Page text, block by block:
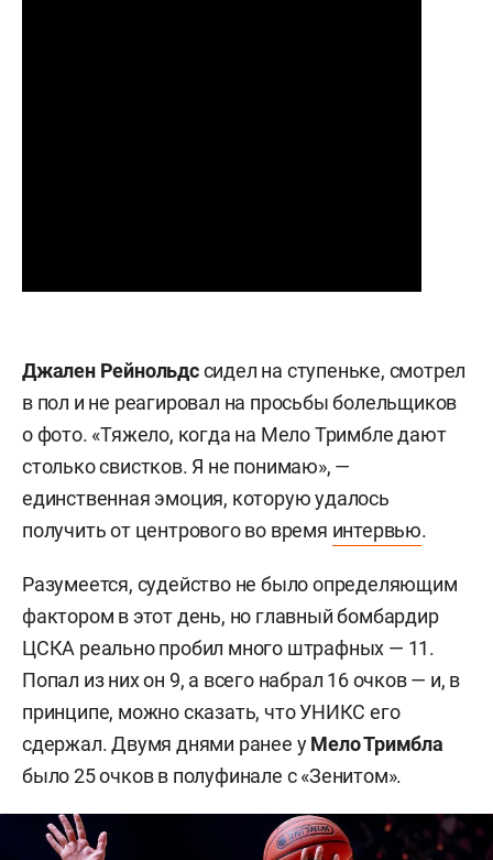
Джален Рейнольдссидел на ступеньке, смотрел
в пол и не реагировал на просьбы болельщиков
о фото. «Тяжело, когда на Мело Тримбле дают
столько свистков. Я не понимаю», —
единственная эмоция, которую удалось
получить от центрового во время интервью.
Разумеется, судейство не было определяющим
фактором в этот день, но главный бомбардир
ЦСКА реально пробил много штрафных — 11.
Попал из них он 9, а всего набрал 16 очков — и, в
принципе, можно сказать, что УНИКС его
сдержал. Двумя днями ранее уМело Тримбла
было 25 очков в полуфинале с «Зенитом».